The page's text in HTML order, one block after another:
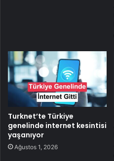
Turknet’te Türkiye
genelinde internet kesintisi
yaşanıyor
Ağustos 1, 2026